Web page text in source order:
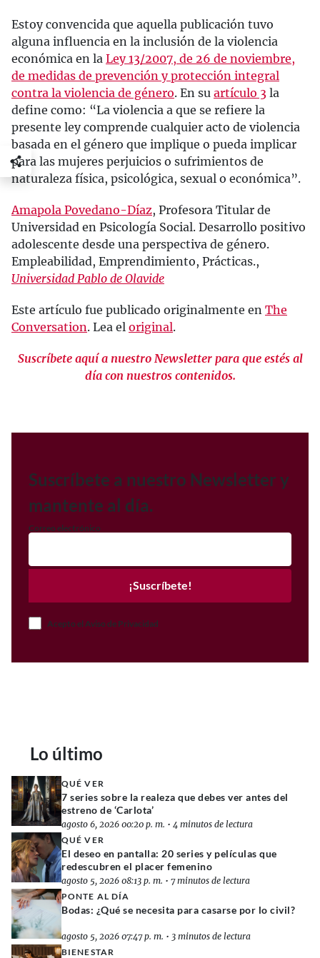
Estoy convencida que aquella publicación tuvo
alguna influencia en la inclusión de la violencia
económica en la Ley 13/2007, de 26 de noviembre,
de medidas de prevención y protección integral
contra la violencia de género. En su artículo 3 la
define como: “La violencia a que se refiere la
presente ley comprende cualquier acto de violencia
basada en el género que implique o pueda implicar
para las mujeres perjuicios o sufrimientos de
naturaleza física, psicológica, sexual o económica”.
Amapola Povedano-Díaz, Profesora Titular de
Universidad en Psicología Social. Desarrollo positivo
adolescente desde una perspectiva de género.
Empleabilidad, Emprendimiento, Prácticas.,
Universidad Pablo de Olavide
Este artículo fue publicado originalmente en The
Conversation. Lea el original.
Suscríbete aquí a nuestro Newsletter para que estés al
día con nuestros contenidos.
Suscríbete a nuestro Newsletter y
mantente al día.
Correo electrónico
¡Suscríbete!
Acepto el Aviso de Privacidad
Lo último
QUÉ VER
7 series sobre la realeza que debes ver antes del
estreno de ‘Carlota’
agosto 6, 2026 00:20 p. m. • 4 minutos de lectura
QUÉ VER
El deseo en pantalla: 20 series y películas que
redescubren el placer femenino
agosto 5, 2026 08:13 p. m. • 7 minutos de lectura
PONTE AL DÍA
Bodas: ¿Qué se necesita para casarse por lo civil?
agosto 5, 2026 07:47 p. m. • 3 minutos de lectura
BIENESTAR